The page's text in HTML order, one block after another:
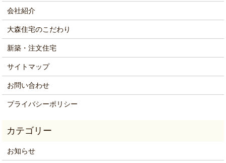
会社紹介
大森住宅のこだわり
新築・注文住宅
サイトマップ
お問い合わせ
プライバシーポリシー
お知らせ